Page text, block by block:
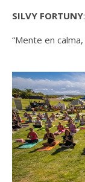
SILVY FORTUNY:
“Mente en